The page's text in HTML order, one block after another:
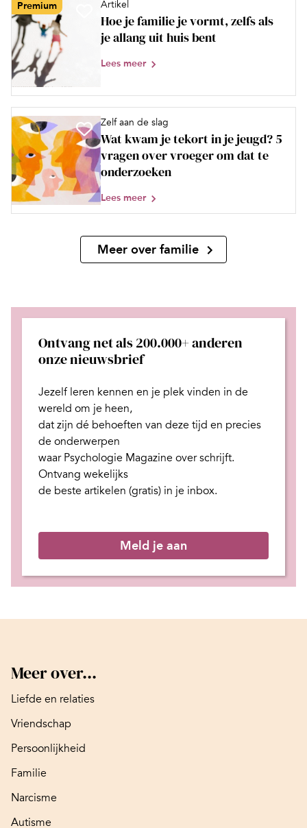
Premium Artikel
Hoe je familie je vormt, zelfs als
je allang uit huis bent
Lees meer
Zelf aan de slag
Wat kwam je tekort in je jeugd? 5
vragen over vroeger om dat te
onderzoeken
Lees meer
Meer over familie
Ontvang net als 200.000+ anderen
onze nieuwsbrief
Jezelf leren kennen en je plek vinden in de
wereld om je heen,
dat zijn dé behoeften van deze tijd en precies
de onderwerpen
waar Psychologie Magazine over schrijft.
Ontvang wekelijks
de beste artikelen (gratis) in je inbox.
Meld je aan
Meer over...
Liefde en relaties
Vriendschap
Persoonlijkheid
Familie
Narcisme
Autisme